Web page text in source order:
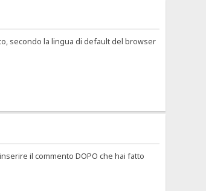
secondo la lingua di default del browser
il commento DOPO che hai fatto